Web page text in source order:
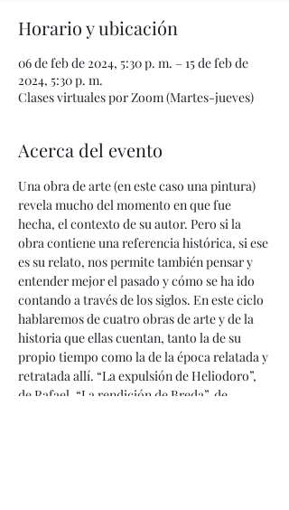
Horario y ubicación
06 de feb de 2024, 5:30 p. m. – 15 de feb de
2024, 5:30 p. m.
Clases virtuales por Zoom (Martes-jueves)
Acerca del evento
Una obra de arte (en este caso una pintura)
revela mucho del momento en que fue
hecha, el contexto de su autor. Pero si la
obra contiene una referencia histórica, si ese
es su relato, nos permite también pensar y
entender mejor el pasado y cómo se ha ido
contando a través de los siglos. En este ciclo
hablaremos de cuatro obras de arte y de la
historia que ellas cuentan, tanto la de su
propio tiempo como la de la época relatada y
retratada allí. “La expulsión de Heliodoro”,
de Rafael, “La rendición de Breda”, de